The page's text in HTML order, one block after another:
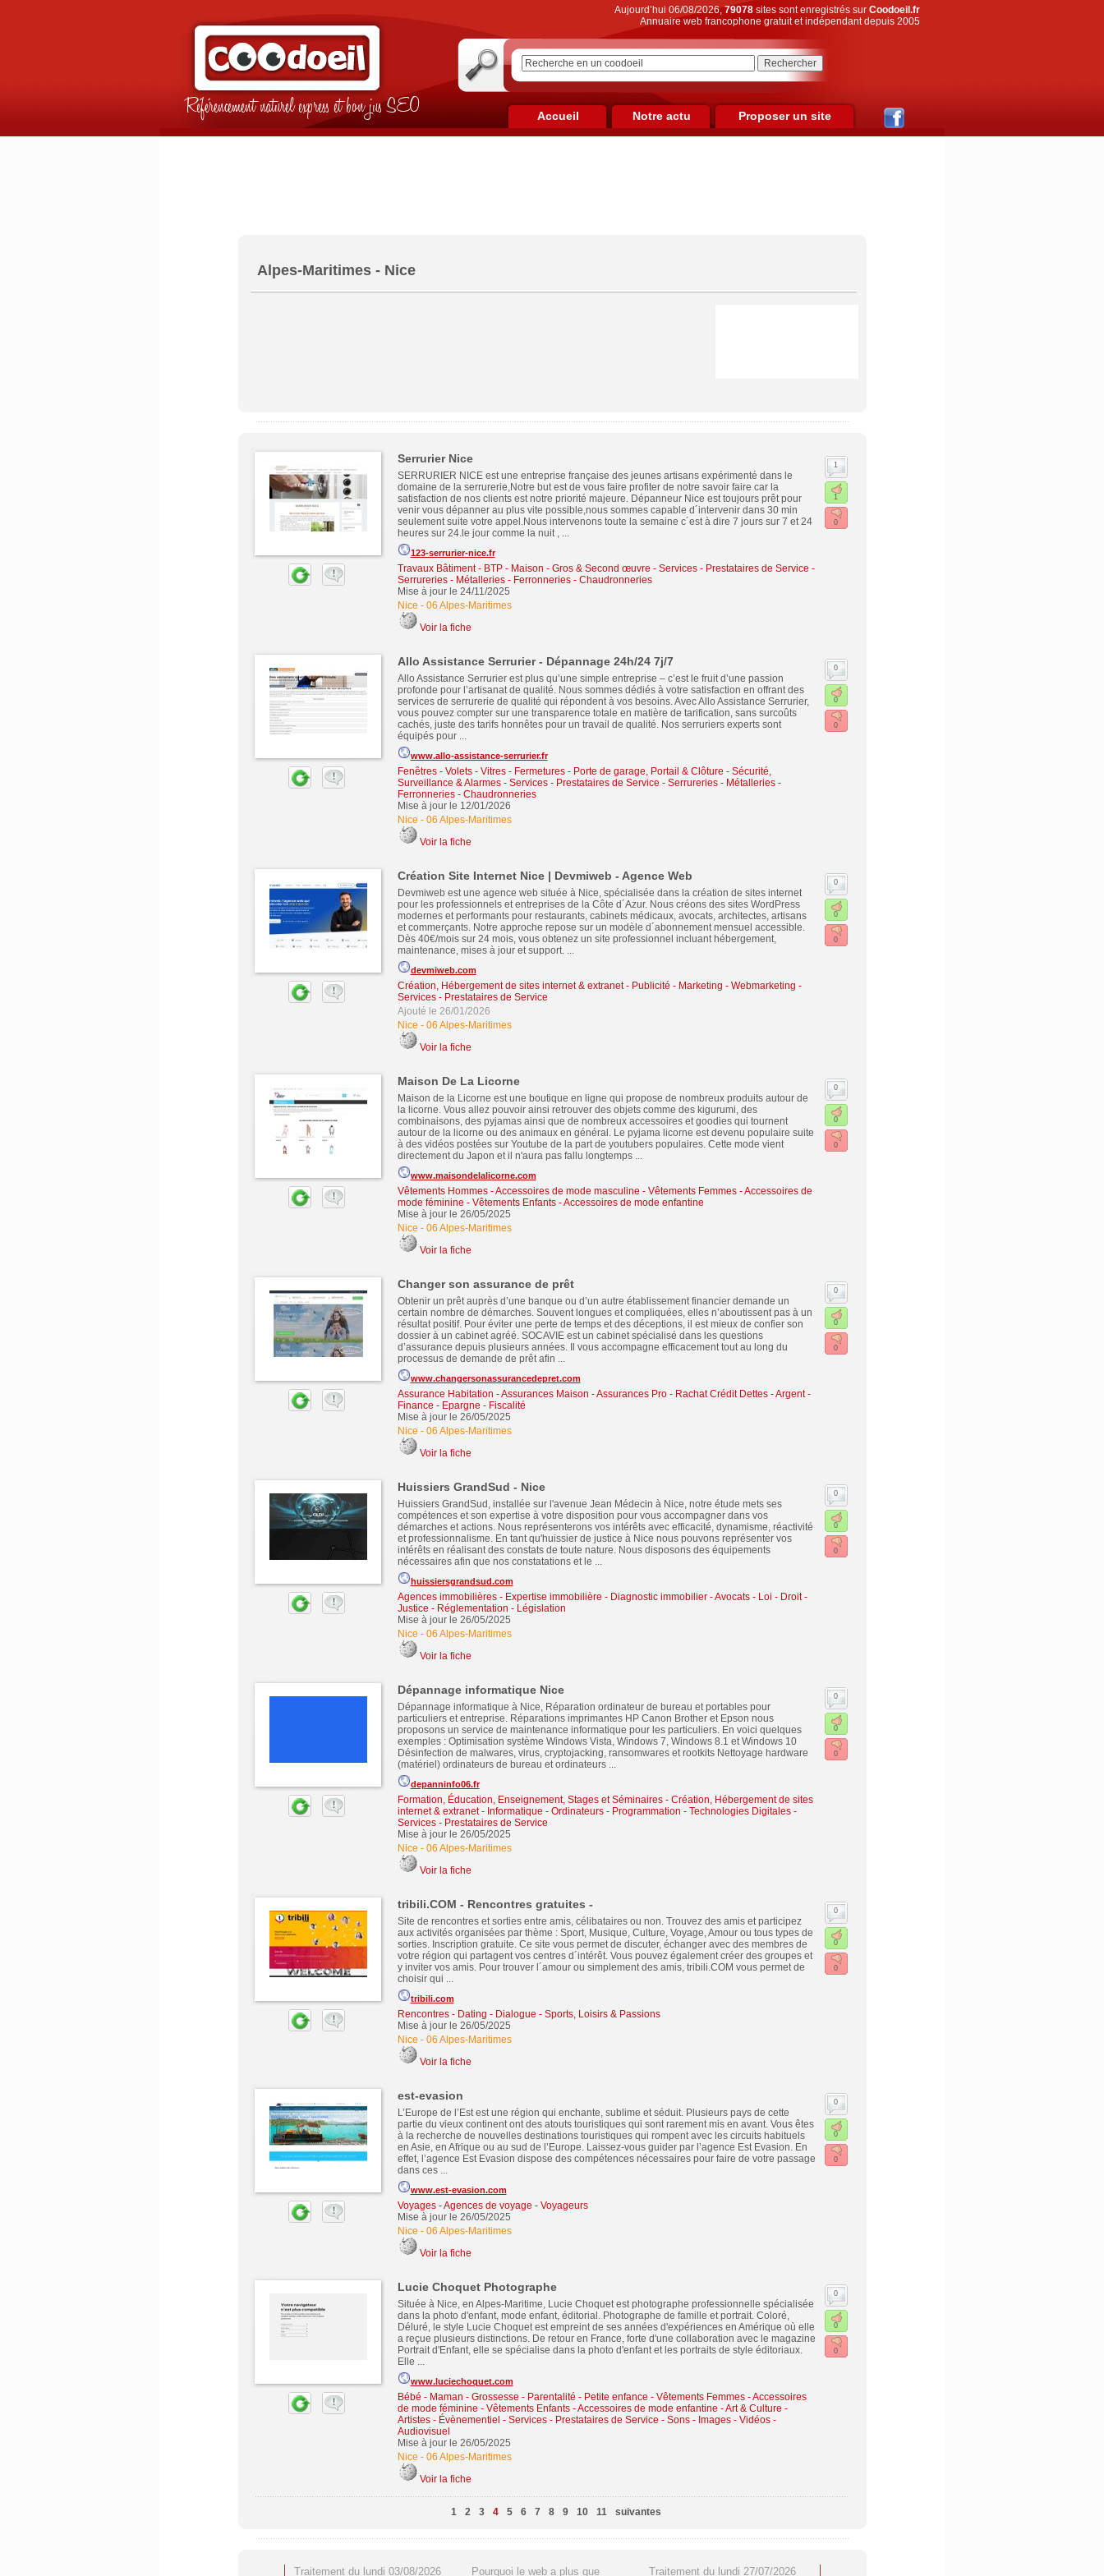
Référencement naturel express et bon jus SEO
Aujourd’hui 06/08/2026,79078sites sont enregistrés sur Coodoeil.fr
Annuaire web francophone gratuit et indépendant depuis 2005
Accueil Notre actu Proposer un site
Alpes-Maritimes - Nice
Serrurier Nice
SERRURIER NICE est une entreprise française des jeunes artisans expérimenté dans le
domaine de la serrurerie,Notre but est de vous faire profiter de notre savoir faire car la
satisfaction de nos clients est notre priorité majeure. Dépanneur Nice est toujours prêt pour
venir vous dépanner au plus vite possible,nous sommes capable d´intervenir dans 30 min
seulement suite votre appel.Nous intervenons toute la semaine c´est à dire 7 jours sur 7 et 24
heures sur 24.le jour comme la nuit , ...
123-serrurier-nice.fr
Travaux Bâtiment - BTP - Maison - Gros & Second œuvre - Services - Prestataires de Service -
Serrureries - Métalleries - Ferronneries - Chaudronneries
Mise à jour le 24/11/2025
Nice - 06 Alpes-Maritimes
Voir la fiche
1
1
0
Allo Assistance Serrurier - Dépannage 24h/24 7j/7
Allo Assistance Serrurier est plus qu’une simple entreprise – c’est le fruit d’une passion
profonde pour l’artisanat de qualité. Nous sommes dédiés à votre satisfaction en offrant des
services de serrurerie de qualité qui répondent à vos besoins. Avec Allo Assistance Serrurier,
vous pouvez compter sur une transparence totale en matière de tarification, sans surcoûts
cachés, juste des tarifs honnêtes pour un travail de qualité. Nos serruriers experts sont
équipés pour ...
www.allo-assistance-serrurier.fr
Fenêtres - Volets - Vitres - Fermetures- Porte de garage, Portail & Clôture - Sécurité,
Surveillance & Alarmes- Services - Prestataires de Service - Serrureries - Métalleries -
Ferronneries - Chaudronneries
Mise à jour le 12/01/2026
Nice - 06 Alpes-Maritimes
Voir la fiche
0
0
0
Création Site Internet Nice | Devmiweb - Agence Web
Devmiweb est une agence web située à Nice, spécialisée dans la création de sites internet
pour les professionnels et entreprises de la Côte d´Azur. Nous créons des sites WordPress
modernes et performants pour restaurants, cabinets médicaux, avocats, architectes, artisans
et commerçants. Notre approche repose sur un modèle d´abonnement mensuel accessible.
Dès 40€/mois sur 24 mois, vous obtenez un site professionnel incluant hébergement,
maintenance, mises à jour et support. ...
devmiweb.com
Création, Hébergement de sites internet & extranet- Publicité - Marketing - Webmarketing -
Services - Prestataires de Service
Ajouté le 26/01/2026
Nice - 06 Alpes-Maritimes
Voir la fiche
0
0
0
Maison De La Licorne
Maison de la Licorne est une boutique en ligne qui propose de nombreux produits autour de
la licorne. Vous allez pouvoir ainsi retrouver des objets comme des kigurumi, des
combinaisons, des pyjamas ainsi que de nombreux accessoires et goodies qui tournent
autour de la licorne ou des animaux en général. Le pyjama licorne est devenu populaire suite
à des vidéos postées sur Youtube de la part de youtubers populaires. Cette mode vient
directement du Japon et il n'aura pas fallu longtemps ...
www.maisondelalicorne.com
Vêtements Hommes - Accessoires de mode masculine - Vêtements Femmes - Accessoires de
mode féminine - Vêtements Enfants - Accessoires de mode enfantine
Mise à jour le 26/05/2025
Nice - 06 Alpes-Maritimes
Voir la fiche
0
0
0
Changer son assurance de prêt
Obtenir un prêt auprès d’une banque ou d’un autre établissement financier demande un
certain nombre de démarches. Souvent longues et compliquées, elles n’aboutissent pas à un
résultat positif. Pour éviter une perte de temps et des déceptions, il est mieux de confier son
dossier à un cabinet agréé. SOCAVIE est un cabinet spécialisé dans les questions
d’assurance depuis plusieurs années. Il vous accompagne efficacement tout au long du
processus de demande de prêt afin ...
www.changersonassurancedepret.com
Assurance Habitation - Assurances Maison - Assurances Pro- Rachat Crédit Dettes-Argent -
Finance - Epargne - Fiscalité
Mise à jour le 26/05/2025
Nice - 06 Alpes-Maritimes
Voir la fiche
0
0
0
Huissiers GrandSud - Nice
Huissiers GrandSud, installée sur l'avenue Jean Médecin à Nice, notre étude mets ses
compétences et son expertise à votre disposition pour vous accompagner dans vos
démarches et actions. Nous représenterons vos intérêts avec efficacité, dynamisme, réactivité
et professionnalisme. En tant qu'huissier de justice à Nice nous pouvons représenter vos
intérêts en réalisant des constats de toute nature. Nous disposons des équipements
nécessaires afin que nos constatations et le ...
huissiersgrandsud.com
Agences immobilières - Expertise immobilière - Diagnostic immobilier-Avocats - Loi - Droit -
Justice - Réglementation - Législation
Mise à jour le 26/05/2025
Nice - 06 Alpes-Maritimes
Voir la fiche
0
0
0
Dépannage informatique Nice
Dépannage informatique à Nice, Réparation ordinateur de bureau et portables pour
particuliers et entreprise. Réparations imprimantes HP Canon Brother et Epson nous
proposons un service de maintenance informatique pour les particuliers. En voici quelques
exemples : Optimisation système Windows Vista, Windows 7, Windows 8.1 et Windows 10
Désinfection de malwares, virus, cryptojacking, ransomwares et rootkits Nettoyage hardware
(matériel) ordinateurs de bureau et ordinateurs ...
depanninfo06.fr
Formation, Éducation, Enseignement, Stages et Séminaires- Création, Hébergement de sites
internet & extranet- Informatique - Ordinateurs - Programmation - Technologies Digitales-
Services - Prestataires de Service
Mise à jour le 26/05/2025
Nice - 06 Alpes-Maritimes
Voir la fiche
0
0
0
tribili.COM - Rencontres gratuites -
Site de rencontres et sorties entre amis, célibataires ou non. Trouvez des amis et participez
aux activités organisées par thème : Sport, Musique, Culture, Voyage, Amour ou tous types de
sorties. Inscription gratuite. Ce site vous permet de discuter, échanger avec des membres de
votre région qui partagent vos centres d´intérêt. Vous pouvez également créer des groupes et
y inviter vos amis. Pour trouver l´amour ou simplement des amis, tribili.COM vous permet de
choisir qui ...
tribili.com
Rencontres - Dating - Dialogue - Sports, Loisirs & Passions
Mise à jour le 26/05/2025
Nice - 06 Alpes-Maritimes
Voir la fiche
0
0
0
est-evasion
L’Europe de l’Est est une région qui enchante, sublime et séduit. Plusieurs pays de cette
partie du vieux continent ont des atouts touristiques qui sont rarement mis en avant. Vous êtes
à la recherche de nouvelles destinations touristiques qui rompent avec les circuits habituels
en Asie, en Afrique ou au sud de l’Europe. Laissez-vous guider par l’agence Est Evasion. En
effet, l’agence Est Evasion dispose des compétences nécessaires pour faire de votre passage
dans ces ...
www.est-evasion.com
Voyages - Agences de voyage - Voyageurs
Mise à jour le 26/05/2025
Nice - 06 Alpes-Maritimes
Voir la fiche
0
0
0
Lucie Choquet Photographe
Située à Nice, en Alpes-Maritime, Lucie Choquet est photographe professionnelle spécialisée
dans la photo d'enfant, mode enfant, éditorial. Photographe de famille et portrait. Coloré,
Déluré, le style Lucie Choquet est empreint de ses années d'expériences en Amérique où elle
a reçue plusieurs distinctions. De retour en France, forte d'une collaboration avec le magazine
Portrait d'Enfant, elle se spécialise dans la photo d'enfant et les portraits de style éditoriaux.
Elle ...
www.luciechoquet.com
Bébé - Maman - Grossesse - Parentalité - Petite enfance - Vêtements Femmes - Accessoires
de mode féminine - Vêtements Enfants - Accessoires de mode enfantine -Art & Culture -
Artistes - Évènementiel - Services - Prestataires de Service - Sons - Images - Vidéos -
Audiovisuel
Mise à jour le 26/05/2025
Nice - 06 Alpes-Maritimes
Voir la fiche
0
0
0
1 2 3 4 5 6 7 8 9 10 11 suivantes
Traitement du lundi 03/08/2026
Pourquoi le web a plus que
Traitement du lundi 27/07/2026